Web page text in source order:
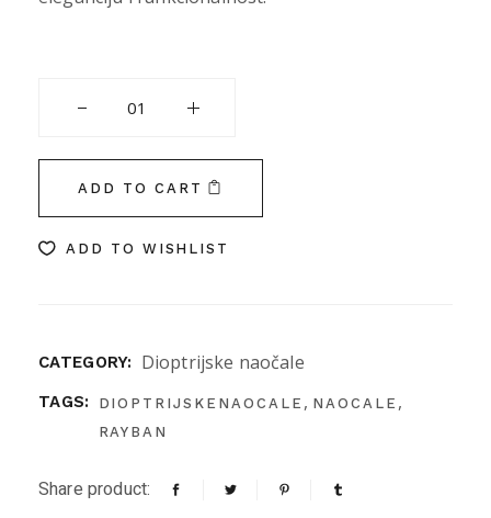
ADD TO CART
ADD TO WISHLIST
CATEGORY: Dioptrijske naočale
TAGS: DIOPTRIJSKENAOCALE , NAOCALE ,
RAYBAN
Share product: